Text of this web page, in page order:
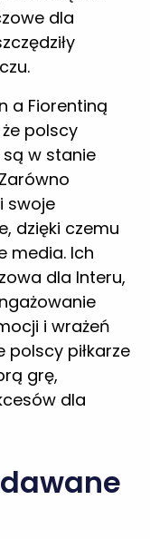
dla
a Fiorentiną
polscy
są w stanie
swoje
dzięki czemu
media. Ich
dla Interu,
i wrażeń
polscy piłkarze
grę,
dla